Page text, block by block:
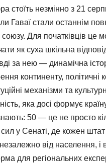
стоїть незмінно з 21
Гаваї стали останнім
Для початківців це
як суха шкільна
за нею — динамічна
континенту, політичні
механізми та
яка досі формує
50 — це не просто
у Сенаті, де кожен
від населення, і
для регіональних